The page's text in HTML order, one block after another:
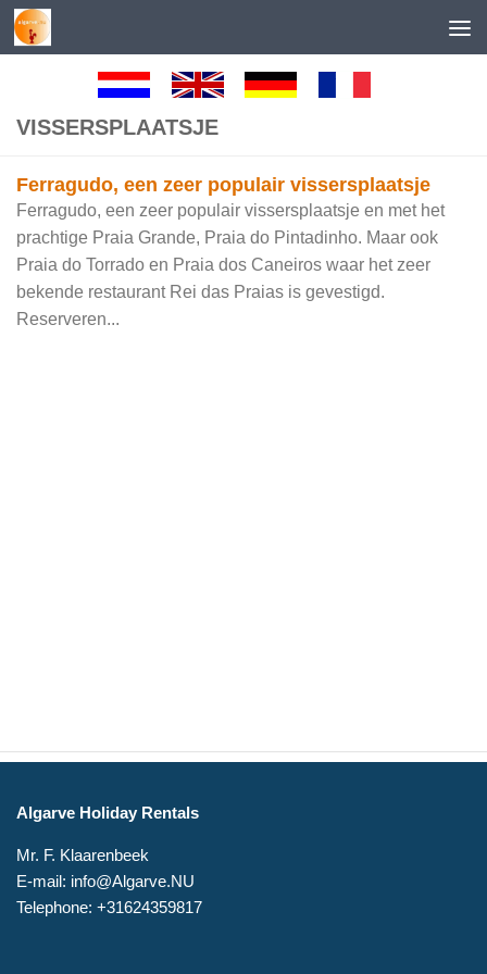
Skip to content
VISSERSPLAATSJE
Ferragudo, een zeer populair vissersplaatsje
Ferragudo, een zeer populair vissersplaatsje en met het
prachtige Praia Grande, Praia do Pintadinho. Maar ook
Praia do Torrado en Praia dos Caneiros waar het zeer
bekende restaurant Rei das Praias is gevestigd.
Reserveren...
Algarve Holiday Rentals
Mr. F. Klaarenbeek
E-mail: info@Algarve.NU
Telephone: +31624359817